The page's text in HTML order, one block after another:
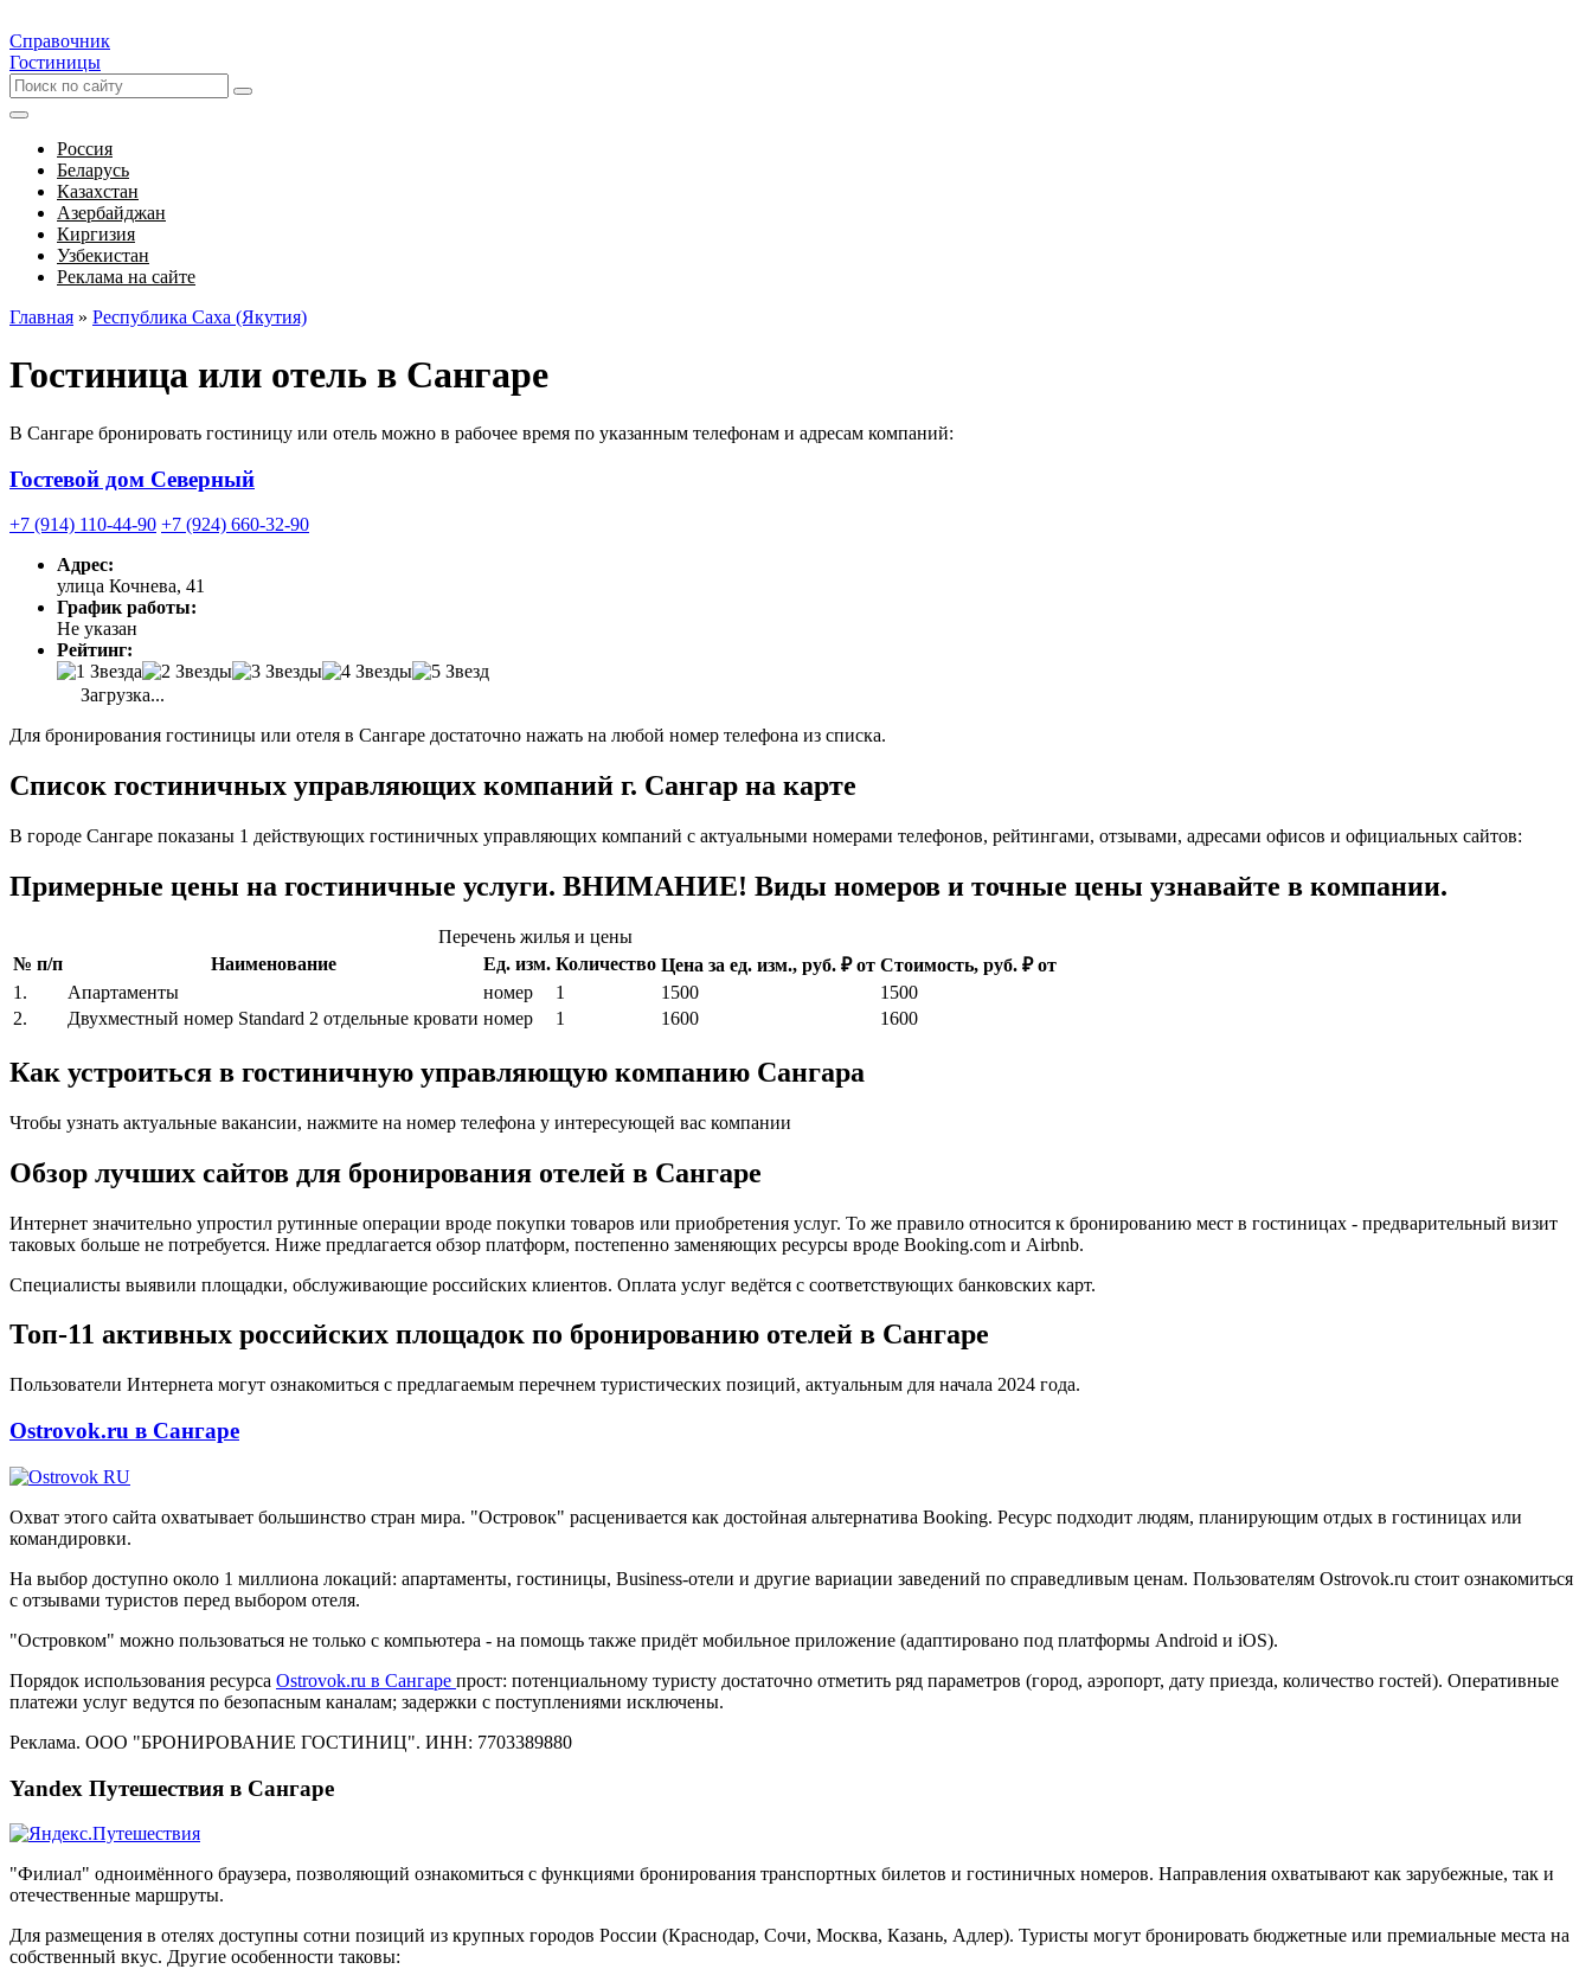
Справочник
Гостиницы
Россия
Беларусь
Казахстан
Азербайджан
Киргизия
Узбекистан
Реклама на сайте
Главная » Республика Саха (Якутия)
Гостиница или отель в Сангаре
В Сангаре бронировать гостиницу или отель можно в рабочее время по указанным телефонам и адресам компаний:
Гостевой дом Северный
+7 (914) 110-44-90 +7 (924) 660-32-90
Адрес:
улица Кочнева, 41
График работы:
Не указан
Рейтинг:
Загрузка...
Для бронирования гостиницы или отеля в Сангаре достаточно нажать на любой номер телефона из списка.
Список гостиничных управляющих компаний г. Сангар на карте
В городе Сангаре показаны 1 действующих гостиничных управляющих компаний с актуальными номерами телефонов, рейтингами, отзывами, адресами офисов и официальных сайтов:
Примерные цены на гостиничные услуги. ВНИМАНИЕ! Виды номеров и точные цены узнавайте в компании.
Перечень жилья и цены
№ п/п
Наименование Ед. изм. Количество Цена за ед. изм., руб. ₽ от Стоимость, руб. ₽ от
1.
Апартаменты номер 1 1500
1500
2.
Двухместный номер Standard 2 отдельные кровати номер 1 1600 1600
Как устроиться в гостиничную управляющую компанию Сангара
Чтобы узнать актуальные вакансии, нажмите на номер телефона у интересующей вас компании
Обзор лучших сайтов для бронирования отелей в Сангаре
Интернет значительно упростил рутинные операции вроде покупки товаров или приобретения услуг. То же правило относится к бронированию мест в гостиницах - предварительный визит
таковых больше не потребуется. Ниже предлагается обзор платформ, постепенно заменяющих ресурсы вроде Booking.com и Airbnb.
Специалисты выявили площадки, обслуживающие российских клиентов. Оплата услуг ведётся с соответствующих банковских карт.
Топ-11 активных российских площадок по бронированию отелей в Сангаре
Пользователи Интернета могут ознакомиться с предлагаемым перечнем туристических позиций, актуальным для начала 2024 года.
Ostrovok.ru в Сангаре
Охват этого сайта охватывает большинство стран мира. "Островок" расценивается как достойная альтернатива Booking. Ресурс подходит людям, планирующим отдых в гостиницах или
командировки.
На выбор доступно около 1 миллиона локаций: апартаменты, гостиницы, Business-отели и другие вариации заведений по справедливым ценам. Пользователям Ostrovok.ru стоит ознакомиться
с отзывами туристов перед выбором отеля.
"Островком" можно пользоваться не только с компьютера - на помощь также придёт мобильное приложение (адаптировано под платформы Android и iOS).
Порядок использования ресурса Ostrovok.ru в Сангаре прост: потенциальному туристу достаточно отметить ряд параметров (город, аэропорт, дату приезда, количество гостей). Оперативные
платежи услуг ведутся по безопасным каналам; задержки с поступлениями исключены.
Реклама. ООО "БРОНИРОВАНИЕ ГОСТИНИЦ". ИНН: 7703389880
Yandex Путешествия в Сангаре
"Филиал" одноимённого браузера, позволяющий ознакомиться с функциями бронирования транспортных билетов и гостиничных номеров. Направления охватывают как зарубежные, так и
отечественные маршруты.
Для размещения в отелях доступны сотни позиций из крупных городов России (Краснодар, Сочи, Москва, Казань, Адлер). Туристы могут бронировать бюджетные или премиальные места на
собственный вкус. Другие особенности таковы: